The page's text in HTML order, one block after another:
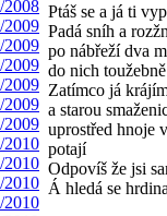
Ptáš se a já ti
Padá sníh a
po nábřeží dva
do nich
Zatímco já
a starou
uprostřed hnoje
potají
Odpovíš že jsi
Á hledá se